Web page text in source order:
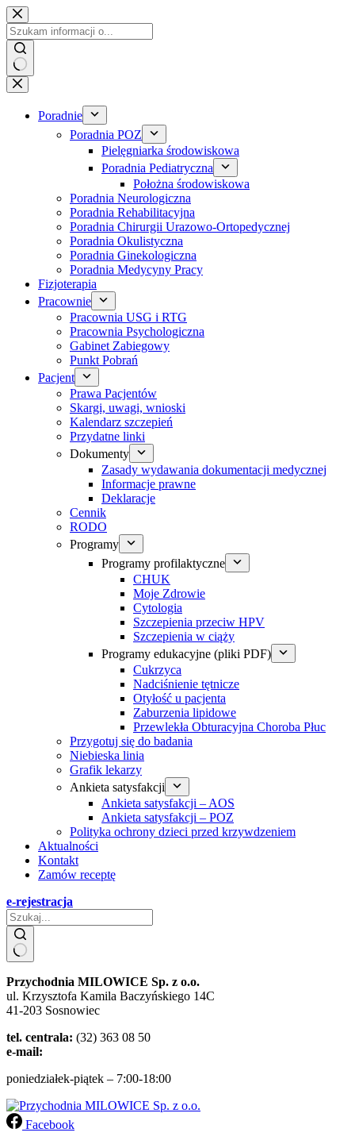
Przejdź
do
treści
Poradnie
Poradnia POZ
Pielęgniarka środowiskowa
Poradnia Pediatryczna
Położna środowiskowa
Poradnia Neurologiczna
Poradnia Rehabilitacyjna
Poradnia Chirurgii Urazowo-Ortopedycznej
Poradnia Okulistyczna
Poradnia Ginekologiczna
Poradnia Medycyny Pracy
Fizjoterapia
Pracownie
Pracownia USG i RTG
Pracownia Psychologiczna
Gabinet Zabiegowy
Punkt Pobrań
Pacjent
Prawa Pacjentów
Skargi, uwagi, wnioski
Kalendarz szczepień
Przydatne linki
Dokumenty
Zasady wydawania dokumentacji medycznej
Informacje prawne
Deklaracje
Cennik
RODO
Programy
Programy profilaktyczne
CHUK
Moje Zdrowie
Cytologia
Szczepienia przeciw HPV
Szczepienia w ciąży
Programy edukacyjne (pliki PDF)
Cukrzyca
Nadciśnienie tętnicze
Otyłość u pacjenta
Zaburzenia lipidowe
Przewlekła Obturacyjna Choroba Płuc
Przygotuj się do badania
Niebieska linia
Grafik lekarzy
Ankieta satysfakcji
Ankieta satysfakcji – AOS
Ankieta satysfakcji – POZ
Polityka ochrony dzieci przed krzywdzeniem
Aktualności
Kontakt
Zamów receptę
e-rejestracja
Przychodnia MILOWICE Sp. z o.o.
ul. Krzysztofa Kamila Baczyńskiego 14C
41-203 Sosnowiec
tel. centrala: (32) 363 08 50
e-mail:
poniedziałek-piątek – 7:00-18:00
Facebook